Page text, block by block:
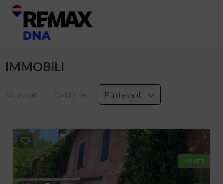
IMMOBILI
66 trovati! Ordina per: Più rilevanti
NOVITÀ